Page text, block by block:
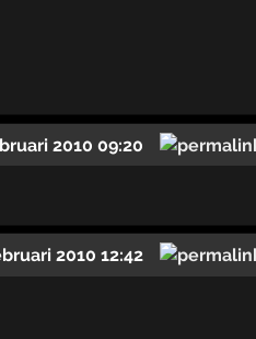
2010 09:20
2010 12:42